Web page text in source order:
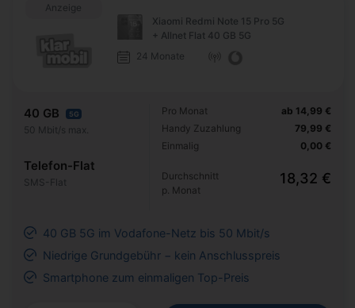
Anzeige
Xiaomi Redmi Note 15 Pro 5G
+ Allnet Flat 40 GB 5G
24 Monate
40 GB 5G
50 Mbit/s max.
Telefon-Flat
SMS-Flat
Pro Monat
Handy Zuzahlung
Einmalig
ab 14,99 €
79,99 €
0,00 €
Durchschnitt
p. Monat
18,32 €
40 GB 5G im Vodafone-Netz bis 50 Mbit/s
Niedrige Grundgebühr − kein Anschlusspreis
Smartphone zum einmaligen Top-Preis